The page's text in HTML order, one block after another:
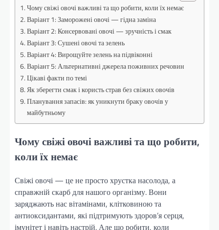
Чому свіжі овочі важливі та що робити, коли їх немає
Варіант 1: Заморожені овочі — гідна заміна
Варіант 2: Консервовані овочі — зручність і смак
Варіант 3: Сушені овочі та зелень
Варіант 4: Вирощуйте зелень на підвіконні
Варіант 5: Альтернативні джерела поживних речовин
Цікаві факти по темі
Як зберегти смак і користь страв без свіжих овочів
Планування запасів: як уникнути браку овочів у
майбутньому
Чому свіжі овочі важливі та що робити,
коли їх немає
Свіжі овочі — це не просто хрустка насолода, а
справжній скарб для нашого організму. Вони
заряджають нас вітамінами, клітковиною та
антиоксидантами, які підтримують здоров’я серця,
імунітет і навіть настрій. Але що робити, коли